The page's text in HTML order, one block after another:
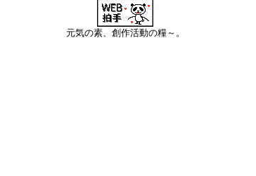
元気の素、創作活動の糧～。